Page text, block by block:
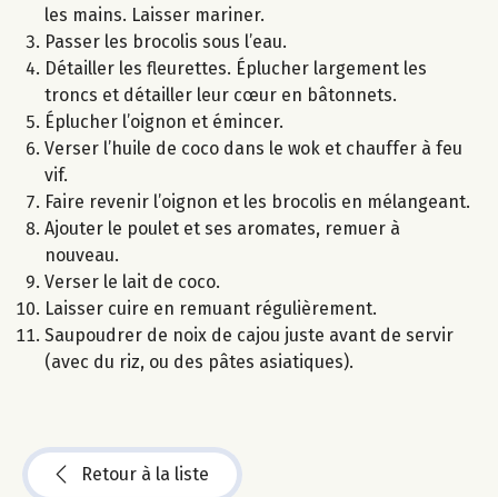
les mains. Laisser mariner.
Passer les brocolis sous l’eau.
Détailler les fleurettes. Éplucher largement les
troncs et détailler leur cœur en bâtonnets.
Éplucher l’oignon et émincer.
Verser l’huile de coco dans le wok et chauffer à feu
vif.
Faire revenir l’oignon et les brocolis en mélangeant.
Ajouter le poulet et ses aromates, remuer à
nouveau.
Verser le lait de coco.
Laisser cuire en remuant régulièrement.
Saupoudrer de noix de cajou juste avant de servir
(avec du riz, ou des pâtes asiatiques).
Retour à la liste